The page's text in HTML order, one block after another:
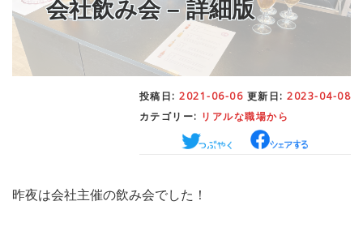
STUDY– 留学関連情報
WORK– デンマークの働き方
– 日本人の考察
MEDIA– メディア掲載
会社飲み会 – 詳細版
投稿日: 2021-06-06 更新日: 2023-04-08
カテゴリー: リアルな職場から
昨夜は会社主催の飲み会でした！